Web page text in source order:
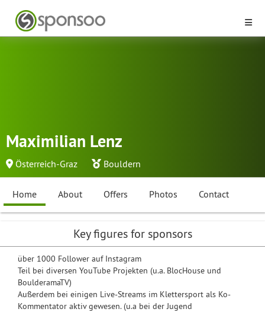
Maximilian Lenz
Österreich-Graz Bouldern
Home About Offers Photos Contact
Key figures for sponsors
über 1000 Follower auf Instagram
Teil bei diversen YouTube Projekten (u.a. BlocHouse und
BoulderamaTV)
Außerdem bei einigen Live-Streams im Klettersport als Ko-
Kommentator aktiv gewesen. (u.a bei der Jugend